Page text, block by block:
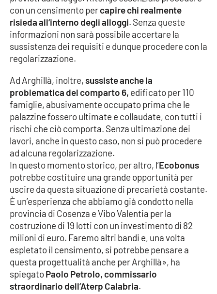
Storie
LAC
NETWORK
Lacplay.it
Lactv.it
Laconair.it
Lacitymag.it
Lacapitalenews.it
Ilreggino.it
Cosenzachannel.it
Ilvibonese.it
Catanzarochannel.it
con un censimento percapire chi realmente
risieda all’interno degli alloggi. Senza queste
informazioni non sarà possibile accertare la
sussistenza dei requisiti e dunque procedere con la
regolarizzazione.
Ad Arghillà, inoltre,sussiste anche la
problematica del comparto 6, edificato per 110
famiglie, abusivamente occupato prima che le
palazzine fossero ultimate e collaudate, con tutti i
rischi che ciò comporta. Senza ultimazione dei
lavori, anche in questo caso, non si può procedere
ad alcuna regolarizzazione.
In questo momento storico, per altro, l’Ecobonus
potrebbe costituire una grande opportunità per
uscire da questa situazione di precarietà costante.
È un’esperienza che abbiamo già condotto nella
provincia di Cosenza e Vibo Valentia per la
costruzione di 19 lotti con un investimento di 82
milioni di euro. Faremo altri bandi e, una volta
espletato il censimento, si potrebbe pensare a
questa progettualità anche per Arghillà», ha
spiegatoPaolo Petrolo, commissario
straordinario dell’Aterp Calabria.